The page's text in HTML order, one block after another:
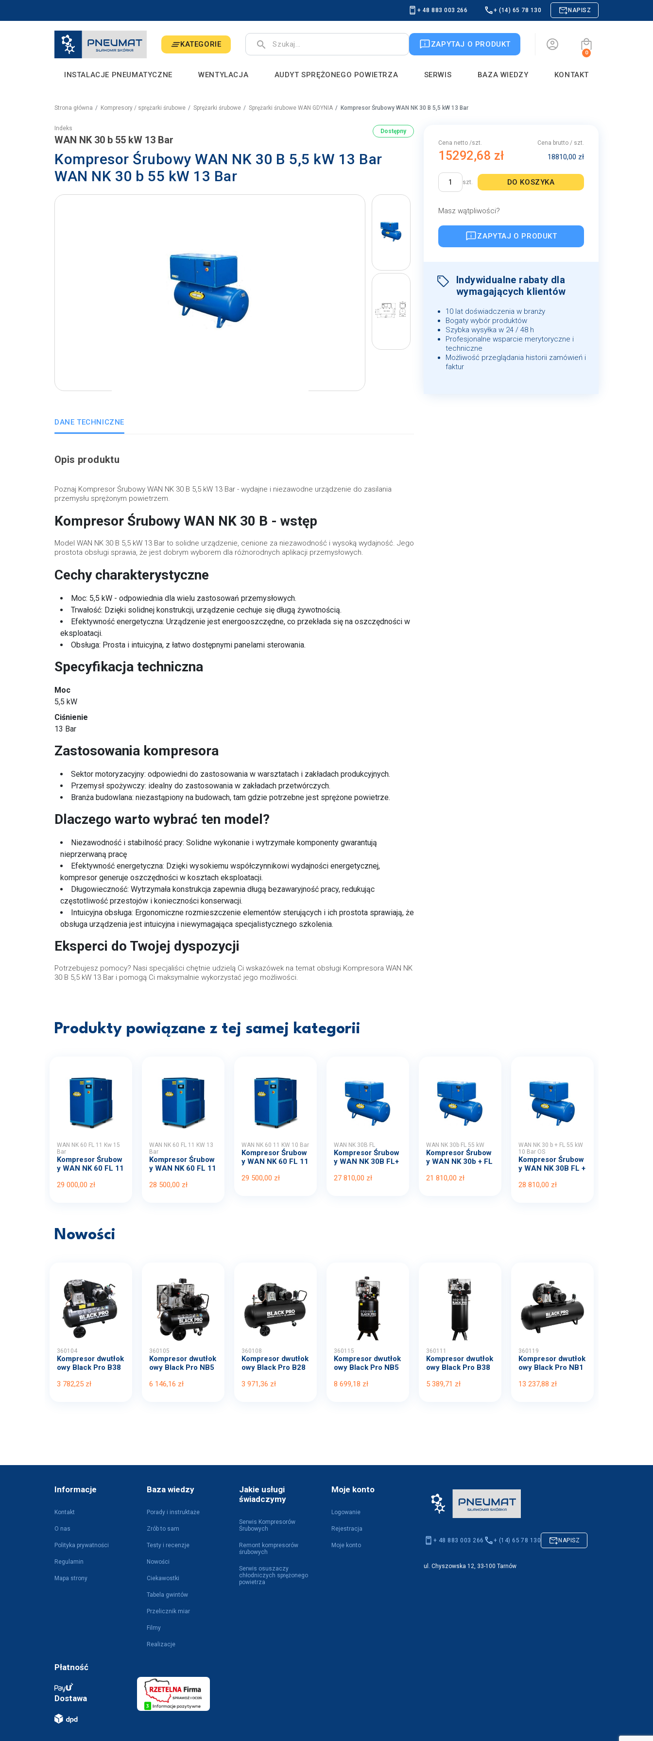
+ 48 883 003 266 + (14) 65 78 130 NAPISZ
search ZAPYTAJ O PRODUKT
0
INSTALACJE PNEUMATYCZNE WENTYLACJA AUDYT SPRĘŻONEGO POWIETRZA SERWIS BAZA WIEDZY KONTAKT
KATEGORIE
Strona główna Kompresory / sprężarki śrubowe Sprężarki śrubowe Sprężarki śrubowe WAN GDYNIA Kompresor Śrubowy WAN NK 30 B 5,5 kW 13 Bar
Indeks
WAN NK 30 b 55 kW 13 Bar
Dostępny
Kompresor Śrubowy WAN NK 30 B 5,5 kW 13 Bar
WAN NK 30 b 55 kW 13 Bar
DANE TECHNICZNE
Opis produktu
Poznaj Kompresor Śrubowy WAN NK 30 B 5,5 kW 13 Bar - wydajne i niezawodne urządzenie do zasilania
przemysłu sprężonym powietrzem.
Kompresor Śrubowy WAN NK 30 B - wstęp
Model WAN NK 30 B 5,5 kW 13 Bar to solidne urządzenie, cenione za niezawodność i wysoką wydajność. Jego
prostota obsługi sprawia, że jest dobrym wyborem dla różnorodnych aplikacji przemysłowych.
Cechy charakterystyczne
Moc: 5,5 kW - odpowiednia dla wielu zastosowań przemysłowych.
Trwałość: Dzięki solidnej konstrukcji, urządzenie cechuje się długą żywotnością.
Efektywność energetyczna: Urządzenie jest energooszczędne, co przekłada się na oszczędności w
eksploatacji.
Obsługa: Prosta i intuicyjna, z łatwo dostępnymi panelami sterowania.
Specyfikacja techniczna
Moc
5,5 kW
Ciśnienie
13 Bar
Zastosowania kompresora
Sektor motoryzacyjny: odpowiedni do zastosowania w warsztatach i zakładach produkcyjnych.
Przemysł spożywczy: idealny do zastosowania w zakładach przetwórczych.
Branża budowlana: niezastąpiony na budowach, tam gdzie potrzebne jest sprężone powietrze.
Dlaczego warto wybrać ten model?
Niezawodność i stabilność pracy: Solidne wykonanie i wytrzymałe komponenty gwarantują
nieprzerwaną pracę
Efektywność energetyczna: Dzięki wysokiemu współczynnikowi wydajności energetycznej,
kompresor generuje oszczędności w kosztach eksploatacji.
Długowieczność: Wytrzymała konstrukcja zapewnia długą bezawaryjność pracy, redukując
częstotliwość przestojów i konieczności konserwacji.
Intuicyjna obsługa: Ergonomiczne rozmieszczenie elementów sterujących i ich prostota sprawiają, że
obsługa urządzenia jest intuicyjna i niewymagająca specjalistycznego szkolenia.
Eksperci do Twojej dyspozycji
Potrzebujesz pomocy? Nasi specjaliści chętnie udzielą Ci wskazówek na temat obsługi Kompresora WAN NK
30 B 5,5 kW 13 Bar i pomogą Ci maksymalnie wykorzystać jego możliwości.
Cena netto /szt.
15292,68 zł
Cena brutto / szt.
18810,00 zł
szt. DO KOSZYKA
Masz wątpliwości?
ZAPYTAJ O PRODUKT
Indywidualne rabaty dla
wymagających klientów
10 lat doświadczenia w branży
Bogaty wybór produktów
Szybka wysyłka w 24 / 48 h
Profesjonalne wsparcie merytoryczne i
techniczne
Możliwość przeglądania historii zamówień i
faktur
Produkty powiązane z tej samej kategorii
WAN NK 60 FL 11 Kw 15
Bar
Kompresor Śrubow
y WAN NK 60 FL 11
29 000,00 zł
WAN NK 60 FL 11 KW 13
Bar
Kompresor Śrubow
y WAN NK 60 FL 11
28 500,00 zł
WAN NK 60 11 KW 10 Bar
Kompresor Śrubow
y WAN NK 60 FL 11
29 500,00 zł
WAN NK 30B FL
Kompresor Śrubow
y WAN NK 30B FL+
27 810,00 zł
WAN NK 30b FL 55 kW
Kompresor Śrubow
y WAN NK 30b + FL
21 810,00 zł
WAN NK 30 b + FL 55 kW
10 Bar OS
Kompresor Śrubow
y WAN NK 30B FL +
28 810,00 zł
Nowości
360104
Kompresor dwutłok
owy Black Pro B38
3 782,25 zł
360105
Kompresor dwutłok
owy Black Pro NB5
6 146,16 zł
360108
Kompresor dwutłok
owy Black Pro B28
3 971,36 zł
360115
Kompresor dwutłok
owy Black Pro NB5
8 699,18 zł
360111
Kompresor dwutłok
owy Black Pro B38
5 389,71 zł
360119
Kompresor dwutłok
owy Black Pro NB1
13 237,88 zł
Informacje
Kontakt
O nas
Polityka prywatności
Regulamin
Mapa strony
Baza wiedzy
Porady i instruktaże
Zrób to sam
Testy i recenzje
Nowości
Ciekawostki
Tabela gwintów
Przelicznik miar
Filmy
Realizacje
Jakie usługi
świadczymy
Serwis Kompresorów
Śrubowych
Remont kompresorów
śrubowych
Serwis osuszaczy
chłodniczych sprężonego
powietrza
Moje konto
Logowanie
Rejestracja
Moje konto
Płatność
Dostawa
+ 48 883 003 266 + (14) 65 78 130 NAPISZ
ul. Chyszowska 12, 33-100 Tarnów